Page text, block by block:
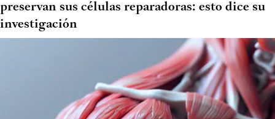
preservan sus células reparadoras: esto dice su
investigación